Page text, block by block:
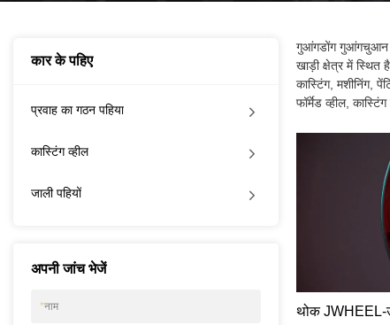
कार के पहिए
प्रवाह का गठन पहिया
कास्टिंग व्हील
जाली पहियों
अपनी जांच भेजें
*नाम
गुआंगडोंग गुआंगचुआन
खाड़ी क्षेत्र में स्थित
कास्टिंग, मशीनिंग,
फॉर्मेड व्हील,